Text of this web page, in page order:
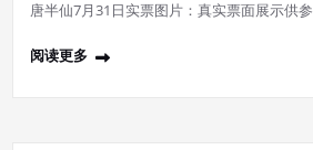
唐半仙7月31日实票图片：真实票面展示供参
阅读更多